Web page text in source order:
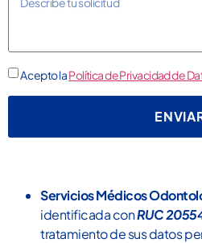
Acepto laPolítica de Privacidad de
Servicios Médicos
identificada conRUC
tratamiento de sus datos